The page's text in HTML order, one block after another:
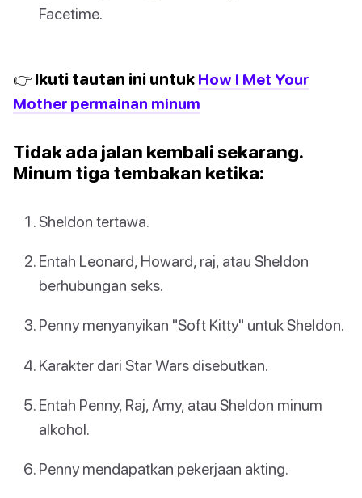
Facetime.
👉 Ikuti tautan ini untuk How I Met Your
Mother permainan minum
Tidak ada jalan kembali sekarang.
Minum tiga tembakan ketika:
Sheldon tertawa.
Entah Leonard, Howard, raj, atau Sheldon
berhubungan seks.
Penny menyanyikan "Soft Kitty" untuk Sheldon.
Karakter dari Star Wars disebutkan.
Entah Penny, Raj, Amy, atau Sheldon minum
alkohol.
Penny mendapatkan pekerjaan akting.